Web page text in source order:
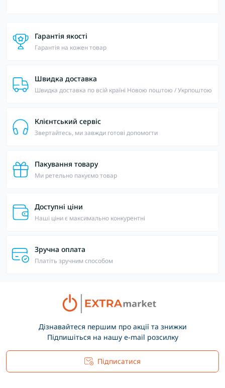
Гарантія якості
Гарантія на кожен товар
Швидка доставка
Швидка доставка по всій країні Новою поштою / Укрпоштою
Клієнтський сервіс
Звертайтесь, ми завжди готові допомогти
Пакування товару
Ми ретельно пакуємо товар
Доступні ціни
Наші ціни є максимально конкурентні
Зручна оплата
Платіть зручним способом
Дізнавайтеся першим про акції та знижки
Підпишіться на нашу e-mail розсилку
Підписатися